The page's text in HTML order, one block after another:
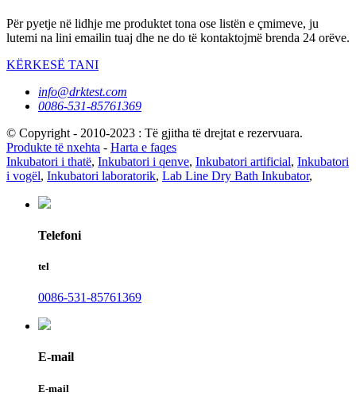
Për pyetje në lidhje me produktet tona ose listën e çmimeve, ju
lutemi na lini emailin tuaj dhe ne do të kontaktojmë brenda 24 orëve.
KËRKESË TANI
info@drktest.com
0086-531-85761369
© Copyright - 2010-2023 : Të gjitha të drejtat e rezervuara.
Produkte të nxehta - Harta e faqes
Inkubatori i thatë, Inkubatori i qenve, Inkubatori artificial, Inkubatori
i vogël, Inkubatori laboratorik, Lab Line Dry Bath Inkubator,
Telefoni
tel
0086-531-85761369
E-mail
E-mail